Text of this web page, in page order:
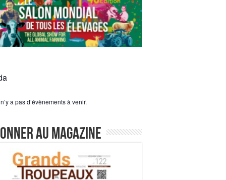
a pas d’évènements à venir.
au magazine